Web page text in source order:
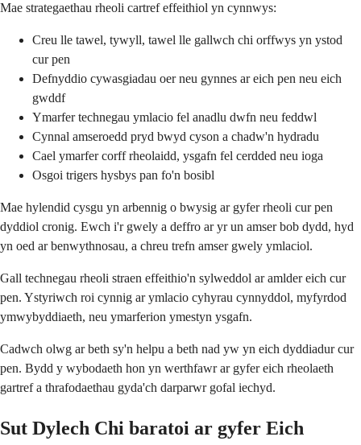
Mae strategaethau rheoli cartref effeithiol yn cynnwys:
Creu lle tawel, tywyll, tawel lle gallwch chi orffwys yn ystod
cur pen
Defnyddio cywasgiadau oer neu gynnes ar eich pen neu eich
gwddf
Ymarfer technegau ymlacio fel anadlu dwfn neu feddwl
Cynnal amseroedd pryd bwyd cyson a chadw'n hydradu
Cael ymarfer corff rheolaidd, ysgafn fel cerdded neu ioga
Osgoi trigers hysbys pan fo'n bosibl
Mae hylendid cysgu yn arbennig o bwysig ar gyfer rheoli cur pen
dyddiol cronig. Ewch i'r gwely a deffro ar yr un amser bob dydd, hyd
yn oed ar benwythnosau, a chreu trefn amser gwely ymlaciol.
Gall technegau rheoli straen effeithio'n sylweddol ar amlder eich cur
pen. Ystyriwch roi cynnig ar ymlacio cyhyrau cynnyddol, myfyrdod
ymwybyddiaeth, neu ymarferion ymestyn ysgafn.
Cadwch olwg ar beth sy'n helpu a beth nad yw yn eich dyddiadur cur
pen. Bydd y wybodaeth hon yn werthfawr ar gyfer eich rheolaeth
gartref a thrafodaethau gyda'ch darparwr gofal iechyd.
Sut Dylech Chi baratoi ar gyfer Eich